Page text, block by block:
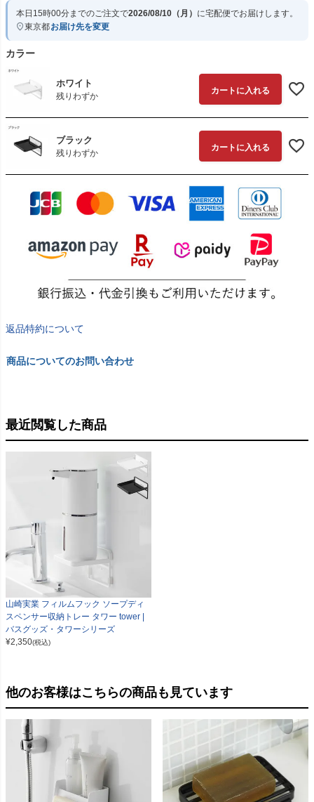
本日 15時00分までのご注文で2026/08/10（月） に宅配便でお届けします。
東京都お届け先を変更
カラー
ホワイト
残りわずか
カートに入れる
ブラック
残りわずか
カートに入れる
返品特約について
商品についてのお問い合わせ
最近閲覧した商品
山崎実業 フィルムフック ソープディ
スペンサー収納トレー タワー tower |
バスグッズ・タワーシリーズ
¥2,350(税込)
他のお客様はこちらの商品も見ています